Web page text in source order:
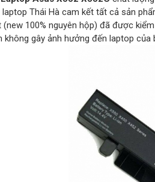
laptop Thái Hà cam kết tất cả sản
(new 100% nguyên hộp) đã được
không gây ảnh hưởng đến laptop của